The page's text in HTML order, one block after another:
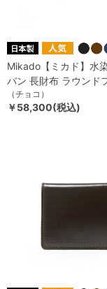
Mikado【ミカド】水
バン 長財布 ラウンド
（チョコ）
￥58,300(税込)